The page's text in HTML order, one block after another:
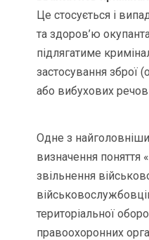
Це стосується і
та здоров’ю
підлягатиме
застосування зброї
або вибухових
Одне з
визначення поняття
звільнення
територіальної
правоохоронних